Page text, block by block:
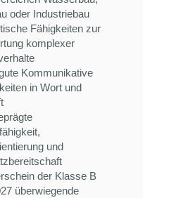
oder Industriebau
Fähigkeiten zur
komplexer
Kommunikative
in Wort und
und
der Klasse B
überwiegende